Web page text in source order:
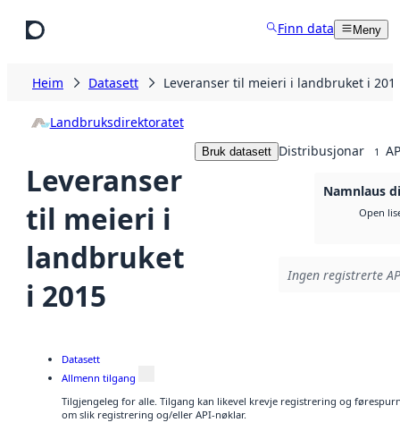
Finn data Meny
Heim Datasett Leveranser til meieri i landbruket i
Landbruksdirektoratet
Leveranser
til meieri i
landbruket
i 2015
Bruk datasett Distribusjonar 1
Namnlaus
Open
Ingen registrerte
Datasett
Allmenn tilgang
Tilgjengeleg for alle. Tilgang kan likevel krevje registrering og
om slik registrering og/eller API-nøklar.